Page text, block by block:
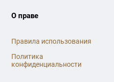
О праве
Правила использования
Политика
конфиденциальности